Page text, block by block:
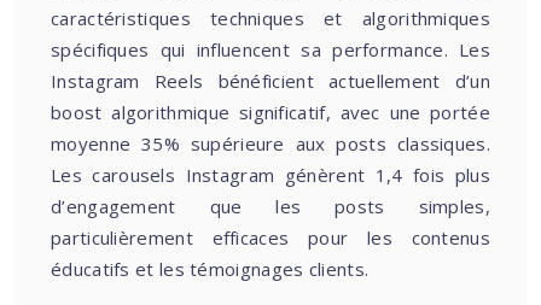
caractéristiques techniques et algorithmiques
spécifiques qui influencent sa performance. Les
Instagram Reels bénéficient actuellement d’un
boost algorithmique significatif, avec une portée
moyenne 35% supérieure aux posts classiques.
Les carousels Instagram génèrent 1,4 fois plus
d’engagement que les posts simples,
particulièrement efficaces pour les contenus
éducatifs et les témoignages clients.